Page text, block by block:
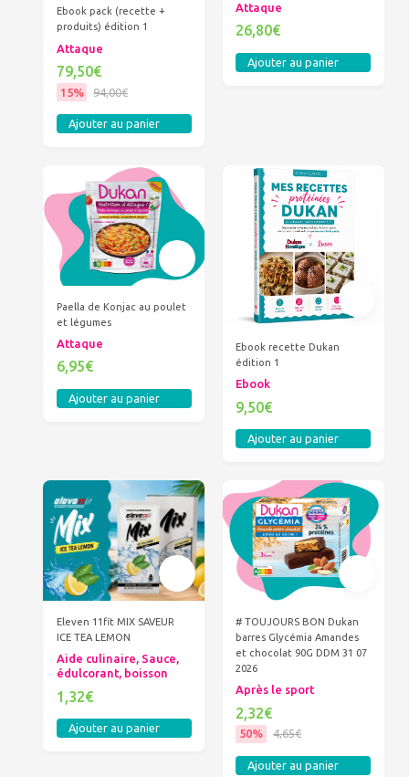
Ebook pack (recette +
produits) édition 1
Attaque
79,50€
15% 94,00€
Ajouter au panier
Attaque
26,80€
Ajouter au panier
Paella de Konjac au poulet
et légumes
Attaque
6,95€
Ajouter au panier
Ebook recette Dukan
édition 1
Ebook
9,50€
Ajouter au panier
Eleven 11fit MIX SAVEUR
ICE TEA LEMON
Aide culinaire, Sauce,
édulcorant, boisson
1,32€
Ajouter au panier
# TOUJOURS BON Dukan
barres Glycémia Amandes
et chocolat 90G DDM 31 07
2026
Après le sport
2,32€
50% 4,65€
Ajouter au panier